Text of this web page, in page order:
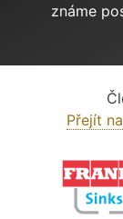
známe
Přejít